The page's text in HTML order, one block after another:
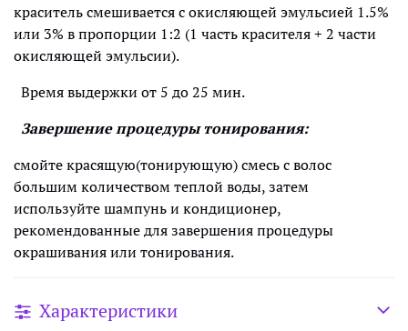
краситель смешивается с окисляющей эмульсией 1.5%
или 3% в пропорции 1:2 (1 часть красителя + 2 части
окисляющей эмульсии).
Время выдержки от 5 до 25 мин.
Завершение процедуры тонирования:
смойте красящую(тонирующую) смесь с волос
большим количеством теплой воды, затем
используйте шампунь и кондиционер,
рекомендованные для завершения процедуры
окрашивания или тонирования.
Характеристики